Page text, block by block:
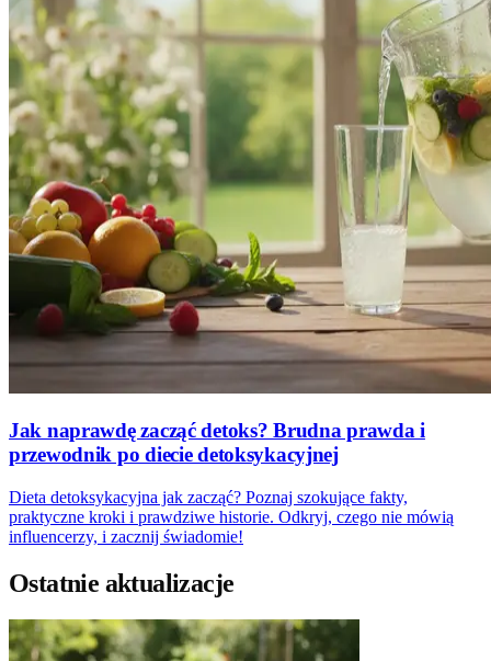
Jak naprawdę zacząć detoks? Brudna prawda i
przewodnik po diecie detoksykacyjnej
Dieta detoksykacyjna jak zacząć? Poznaj szokujące fakty,
praktyczne kroki i prawdziwe historie. Odkryj, czego nie mówią
influencerzy, i zacznij świadomie!
Ostatnie aktualizacje